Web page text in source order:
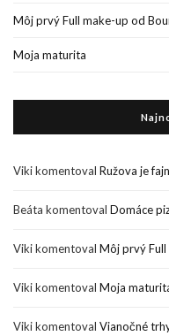
Môj prvý Full make-up od
Moja maturita
Vikikomentoval Ružova je fajn
Beáta komentoval Domáce
Vikikomentoval Môj prvý Full
Vikikomentoval Moja
Vikikomentoval Vianočné